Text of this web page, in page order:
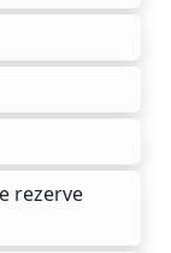
rezerve